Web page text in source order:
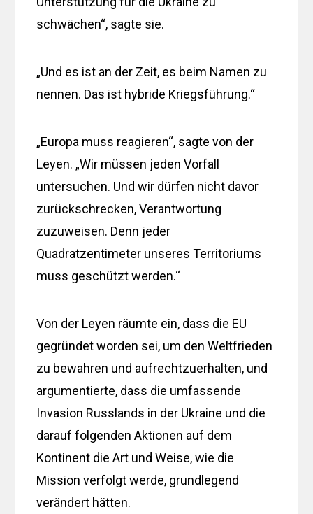
schwächen“, sagte sie.
„Und es ist an der Zeit, es beim Namen zu
nennen. Das ist hybride Kriegsführung.“
„Europa muss reagieren“, sagte von der
Leyen. „Wir müssen jeden Vorfall
untersuchen. Und wir dürfen nicht davor
zurückschrecken, Verantwortung
zuzuweisen. Denn jeder
Quadratzentimeter unseres Territoriums
muss geschützt werden.“
Von der Leyen räumte ein, dass die EU
gegründet worden sei, um den Weltfrieden
zu bewahren und aufrechtzuerhalten, und
argumentierte, dass die umfassende
Invasion Russlands in der Ukraine und die
darauf folgenden Aktionen auf dem
Kontinent die Art und Weise, wie die
Mission verfolgt werde, grundlegend
verändert hätten.